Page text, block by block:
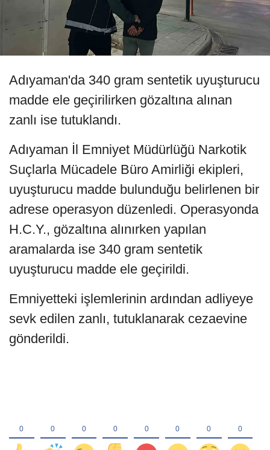
Adıyaman'da 340 gram sentetik uyuşturucu
madde ele geçirilirken gözaltına alınan
zanlı ise tutuklandı.
Adıyaman İl Emniyet Müdürlüğü Narkotik
Suçlarla Mücadele Büro Amirliği ekipleri,
uyuşturucu madde bulunduğu belirlenen bir
adrese operasyon düzenledi. Operasyonda
H.C.Y., gözaltına alınırken yapılan
aramalarda ise 340 gram sentetik
uyuşturucu madde ele geçirildi.
Emniyetteki işlemlerinin ardından adliyeye
sevk edilen zanlı, tutuklanarak cezaevine
gönderildi.